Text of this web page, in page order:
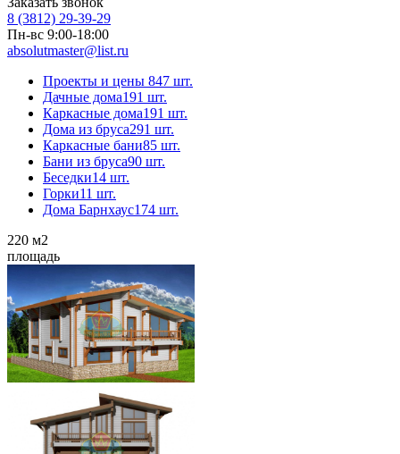
8 (3812) 29-39-29
Пн-вс 9:00-18:00
absolutmaster@list.ru
Проекты и цены 847 шт.
Дачные дома191 шт.
Каркасные дома191 шт.
Дома из бруса291 шт.
Каркасные бани85 шт.
Бани из бруса90 шт.
Беседки14 шт.
Горки11 шт.
Дома Барнхаус174 шт.
220 м2
площадь